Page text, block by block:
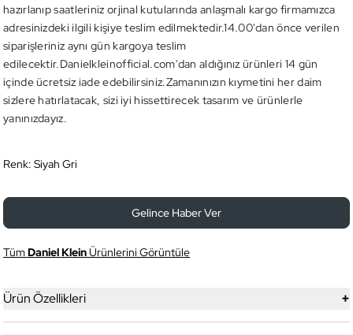
hazırlanıp saatleriniz orjinal kutularında anlaşmalı kargo firmamızca
adresinizdeki ilgili kişiye teslim edilmektedir.14.00'dan önce verilen
siparişleriniz aynı gün kargoya teslim
edilecektir.Danielkleinofficial.com'dan aldığınız ürünleri 14 gün
içinde ücretsiz iade edebilirsiniz.Zamanınızın kıymetini her daim
sizlere hatırlatacak, sizi iyi hissettirecek tasarım ve ürünlerle
yanınızdayız.
Renk: Siyah Gri
Gelince Haber Ver
TümDaniel KleinÜrünlerini Görüntüle
Ürün Özellikleri +